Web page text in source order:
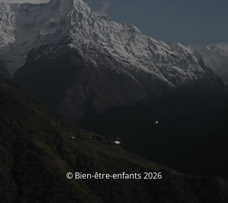
© Bien-être-enfants 2026